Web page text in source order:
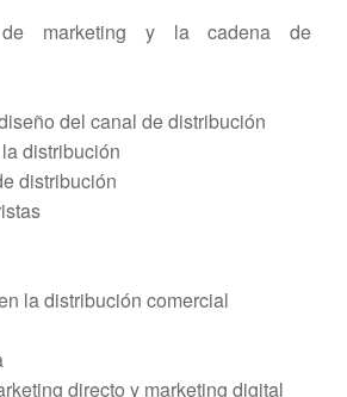
de marketing y la cadena de
del canal de distribución
distribución
distribución
la distribución comercial
directo y marketing digital